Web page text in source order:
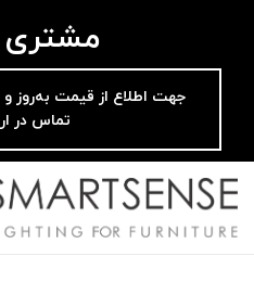
مشتری
جهت اطلاع از قیمت به‌روز
تماس در